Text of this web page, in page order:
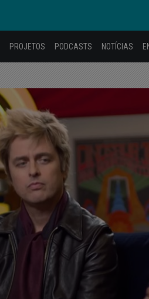
PROJETOS PODCASTS NOTÍCIAS